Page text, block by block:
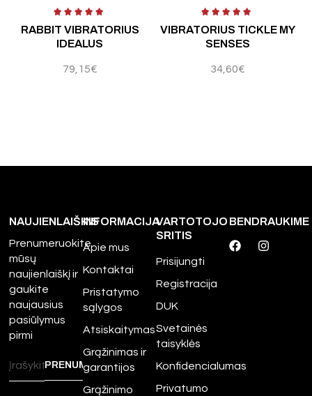
RABBIT VIBRATORIUS
IDEALUS
79,15€
VIBRATORIUS TICKLE MY
SENSES
34,60€
Įvertinimas:5.00 Įvertinimas:5.00
NAUJIENLAIŠKIS
Prenumeruokite
mūsų
naujienlaiškį ir
gaukite
naujausius
pasiūlymus
pirmi
INFORMACIJA
Apie mus
Kontaktai
Pristatymo
sąlygos
Atsiskaitymas
Grąžinimas ir
garantijos
Grąžinimo
VARTOTOJO
SRITIS
Prisijungti
Registracija
DUK
Svetainės
taisyklės
Konfidencialumas
Privatumo
BENDRAUKIME